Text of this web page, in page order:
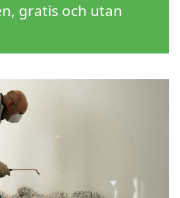
gratis och utan